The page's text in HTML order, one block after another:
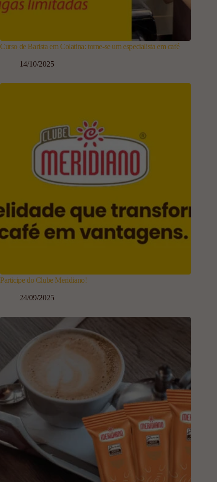
Curso de Barista em Colatina: torne-se um especialista em café
14/10/2025
Participe do Clube Meridiano!
24/09/2025